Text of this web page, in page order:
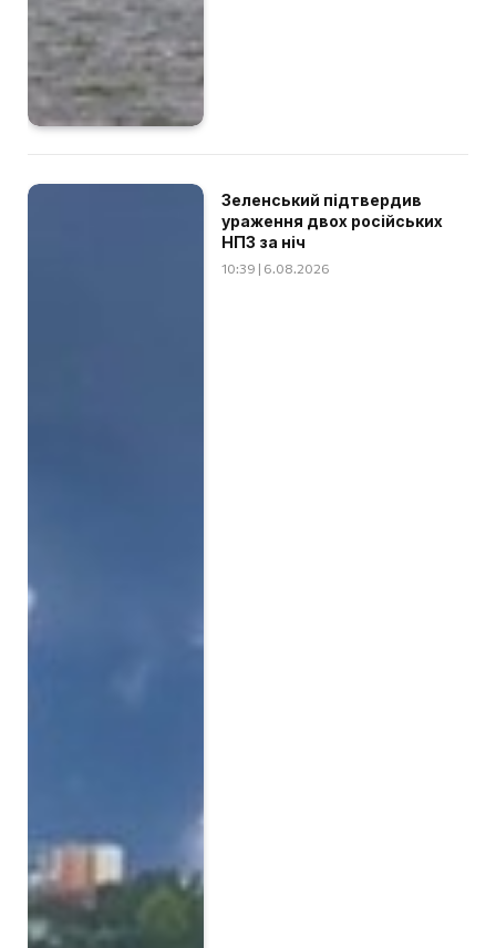
Зеленський підтвердив
ураження двох російських
НПЗ за ніч
10:39 | 6.08.2026